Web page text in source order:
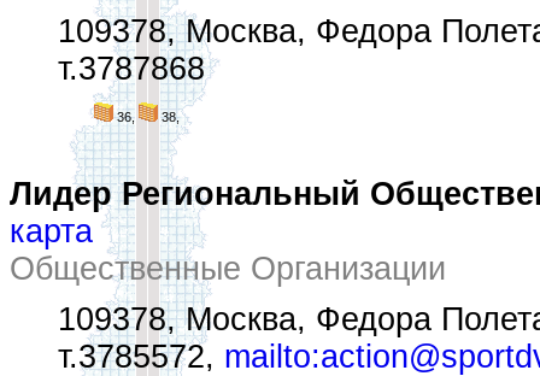
109378, Москва, Федора
т.3787868
36, 38,
Лидер Региональный
карта
Общественные Организации
109378, Москва, Федора
т.3785572,